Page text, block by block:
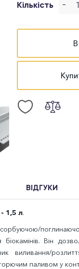
Кількість -
ВІДГУКИ
1,5 л.
Він
виливання/
паливом у